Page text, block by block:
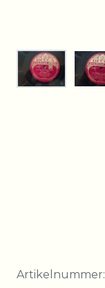
Artikelnummer: